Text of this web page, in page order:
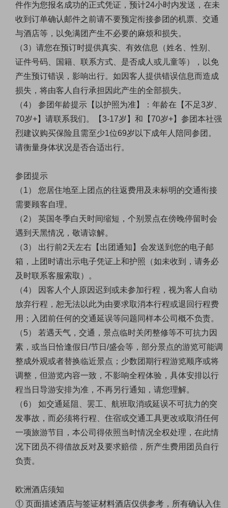
件作为您报名成功的正式凭证，预计24小时内发送，在未
收到订单确认邮件之前请不要预定衔接参团的机票、交通
与酒店等，以免满团产生不必要的麻烦和损失。
（3）请您在预订时提供真实、有效信息（姓名、性别、
证件号码、国籍、联系方式、是否成人或儿童等），以免
产生预订错误，影响出行。如因客人提供错误信息而造成
损失，将由客人自行承担因此产生的全部损失。
（4） 参团年龄提示【以护照为准】：年龄在【不足3岁、
70岁+】请联系我们。【3-17岁】和【70岁+】参团本社强
烈建议购买保险且需至少1位69岁以下成年人陪同参团。
请衡量身体状况是否合适出行。
参团提示
（1） 您居住地至上团点的往返费用及未标明的交通衔接
需要顾客自理。
（2） 英国冬季白天时间缩短，个别景点在傍晚停留时会
遇到天黑情况，敬请谅解。
（3） 出行前2天左右【出团通知】会发送到您的电子邮
箱，上团时请出示电子凭证上和护照（如未收到，请务必
及时联系客服索取）。
（4） 因客人个人原因迟到或未参加行程，视为客人自动
放弃行程，恕无法以此为由要求取消本行程或退回行程费
用；入团前任何的交通延误等问题同样本公司概不负责。
（5） 若遇天气，交通，景点临时关闭整修等不可抗力因
素，或当日恰逢假日/节日/盛会等，部分景点的游览可能调
整成外观或者替换临近景点；少数团期行程游览顺序或将
调整，但游览内容一致，不影响全程体验，具体安排以行
程当日导游安排为准，不再另行通知，请您理解。
（6） 如交通延阻、罢工、航班取消或延误不可抗力的突
发事故，而必须将行程、住宿或交通工具更改或取消任何
一项旅游节目，本公司得依照当时情况全权处理，在此情
况下团员不得借故反对及要求赔偿，所产生费用团员自行
负责。
欧洲酒店须知
① 页面描述酒店与签证材料酒店仅供参考，所有确认入住